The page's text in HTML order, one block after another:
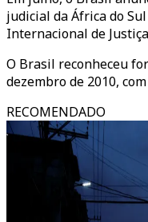
judicial da África do
Internacional de
O Brasil reconheceu
dezembro de 2010,
RECOMENDADO